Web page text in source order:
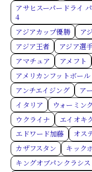
アサヒスーパードライ
4
アジアカップ優勝
ア
アジア王者
アジア選
アマチュア
アメフト
アメリカンフットボール
アンチエイジング
ア
イタリア
ウォーミン
ウクライナ
エイオキ
エドワード加藤
オス
カザフスタン
キック
キングオブパンクラシス